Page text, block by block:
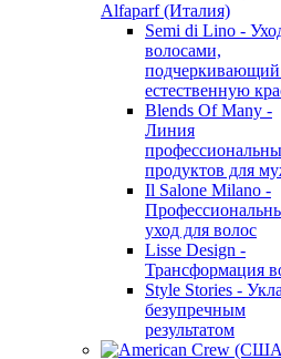
Alfaparf (Италия)
Semi di Lino -
волосами,
естественную
Blends Of Many -
Линия
продуктов для
Il Salone Milano -
уход для волос
Lisse Design -
Трансформация
Style Stories -
безупречным
результатом